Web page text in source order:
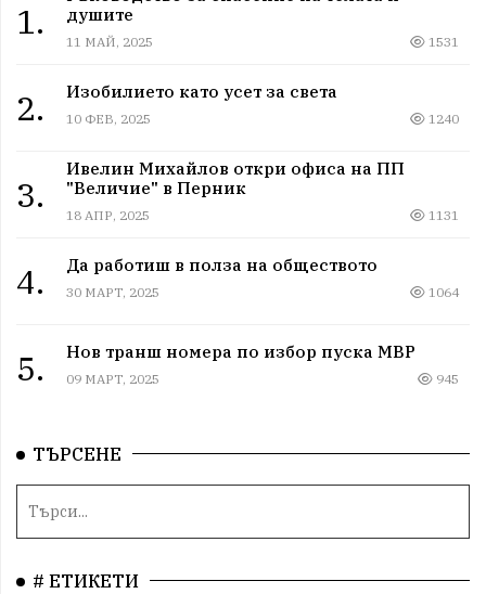
1.
душите
11 МАЙ, 2025 1531
2. Изобилието като усет за света
10 ФЕВ, 2025 1240
3.
Ивелин Михайлов откри офиса на ПП
"Величие" в Перник
18 АПР, 2025 1131
4. Да работиш в полза на обществото
30 МАРТ, 2025 1064
5. Нов транш номера по избор пуска МВР
09 МАРТ, 2025 945
ТЪРСЕНЕ
# ЕТИКЕТИ